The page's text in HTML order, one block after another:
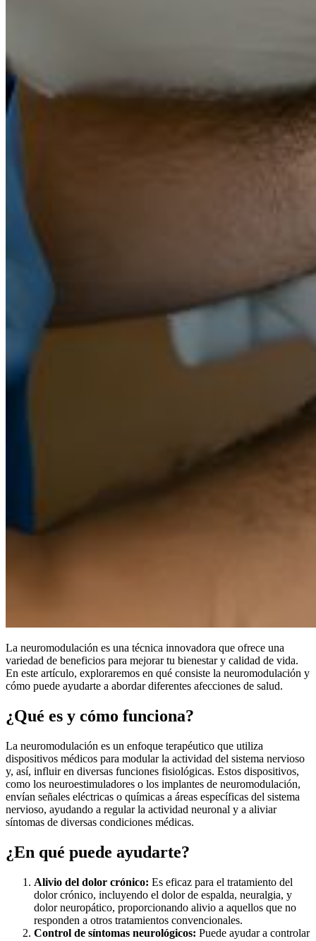
La neuromodulación es una técnica innovadora que ofrece una
variedad de beneficios para mejorar tu bienestar y calidad de vida.
En este artículo, exploraremos en qué consiste la neuromodulación y
cómo puede ayudarte a abordar diferentes afecciones de salud.
¿Qué es y cómo funciona?
La neuromodulación es un enfoque terapéutico que utiliza
dispositivos médicos para modular la actividad del sistema nervioso
y, así, influir en diversas funciones fisiológicas. Estos dispositivos,
como los neuroestimuladores o los implantes de neuromodulación,
envían señales eléctricas o químicas a áreas específicas del sistema
nervioso, ayudando a regular la actividad neuronal y a aliviar
síntomas de diversas condiciones médicas.
¿En qué puede ayudarte?
Alivio del dolor crónico: Es eficaz para el tratamiento del
dolor crónico, incluyendo el dolor de espalda, neuralgia, y
dolor neuropático, proporcionando alivio a aquellos que no
responden a otros tratamientos convencionales.
Control de síntomas neurológicos: Puede ayudar a controlar